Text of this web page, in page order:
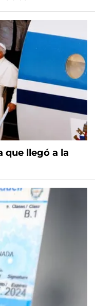
que llegó a la